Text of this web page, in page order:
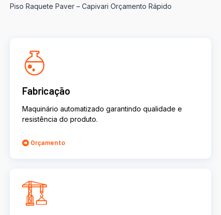
Piso Raquete Paver – Capivari Orçamento Rápido
Fabricação
Maquinário automatizado garantindo qualidade e
resistência do produto.
Orçamento